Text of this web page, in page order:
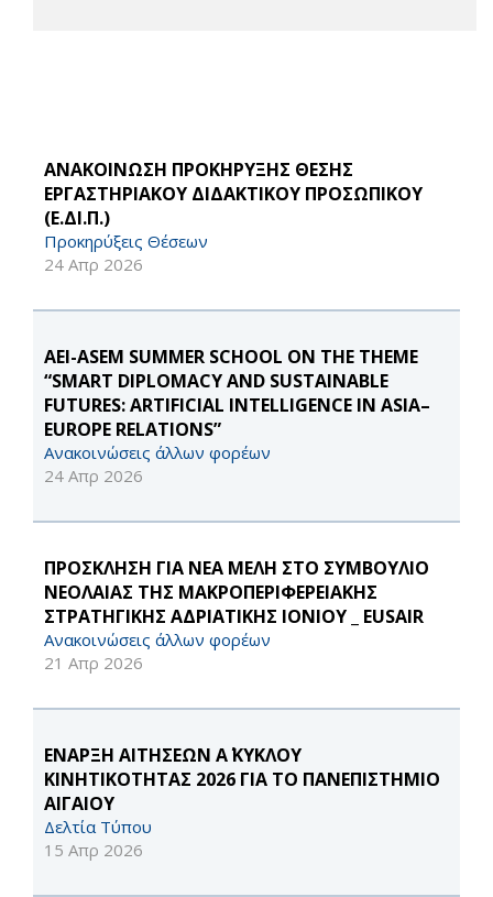
ΑΝΑΚΟΙΝΩΣΗ ΠΡΟΚΗΡΥΞΗΣ ΘΕΣΗΣ
ΕΡΓΑΣΤΗΡΙΑΚΟΥ ΔΙΔΑΚΤΙΚΟΥ ΠΡΟΣΩΠΙΚΟΥ
(Ε.ΔΙ.Π.)
Προκηρύξεις Θέσεων
24 Απρ 2026
AEI-ASEM SUMMER SCHOOL ON THE THEME
“SMART DIPLOMACY AND SUSTAINABLE
FUTURES: ARTIFICIAL INTELLIGENCE IN ASIA–
EUROPE RELATIONS”
Ανακοινώσεις άλλων φορέων
24 Απρ 2026
ΠΡΟΣΚΛΗΣΗ ΓΙΑ ΝΕΑ ΜΕΛΗ ΣΤΟ ΣΥΜΒΟΥΛΙΟ
ΝΕΟΛΑΙΑΣ ΤΗΣ ΜΑΚΡΟΠΕΡΙΦΕΡΕΙΑΚΗΣ
ΣΤΡΑΤΗΓΙΚΗΣ ΑΔΡΙΑΤΙΚΗΣ ΙΟΝΙΟΥ _ EUSAIR
Ανακοινώσεις άλλων φορέων
21 Απρ 2026
ΕΝΑΡΞΗ ΑΙΤΗΣΕΩΝ Α΄ ΚΥΚΛΟΥ
ΚΙΝΗΤΙΚΟΤΗΤΑΣ 2026 ΓΙΑ ΤΟ ΠΑΝΕΠΙΣΤΗΜΙΟ
ΑΙΓΑΙΟΥ
Δελτία Τύπου
15 Απρ 2026